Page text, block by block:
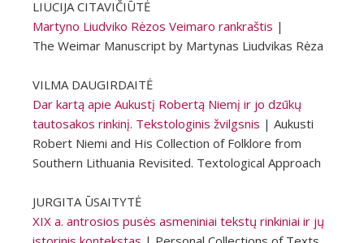
LIUCIJA CITAVIČIŪTĖ
Martyno Liudviko Rėzos Veimaro rankraštis |
The Weimar Manuscript by Martynas Liudvikas Rėza
VILMA DAUGIRDAITĖ
Dar kartą apie Aukustį Robertą Niemį ir jo dzūkų
tautosakos rinkinį. Tekstologinis žvilgsnis | Aukusti
Robert Niemi and His Collection of Folklore from
Southern Lithuania Revisited. Textological Approach
JURGITA ŪSAITYTĖ
XIX a. antrosios pusės asmeniniai tekstų rinkiniai ir jų